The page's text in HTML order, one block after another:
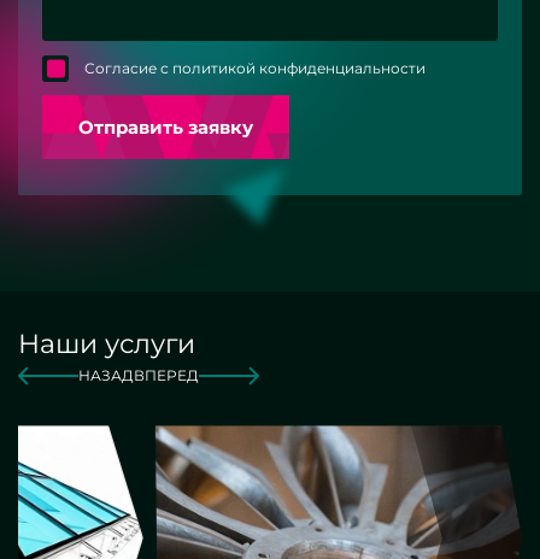
Согласие с политикой конфиденциальности
Отправить заявку
Наши услуги
НАЗАДВПЕРЕД